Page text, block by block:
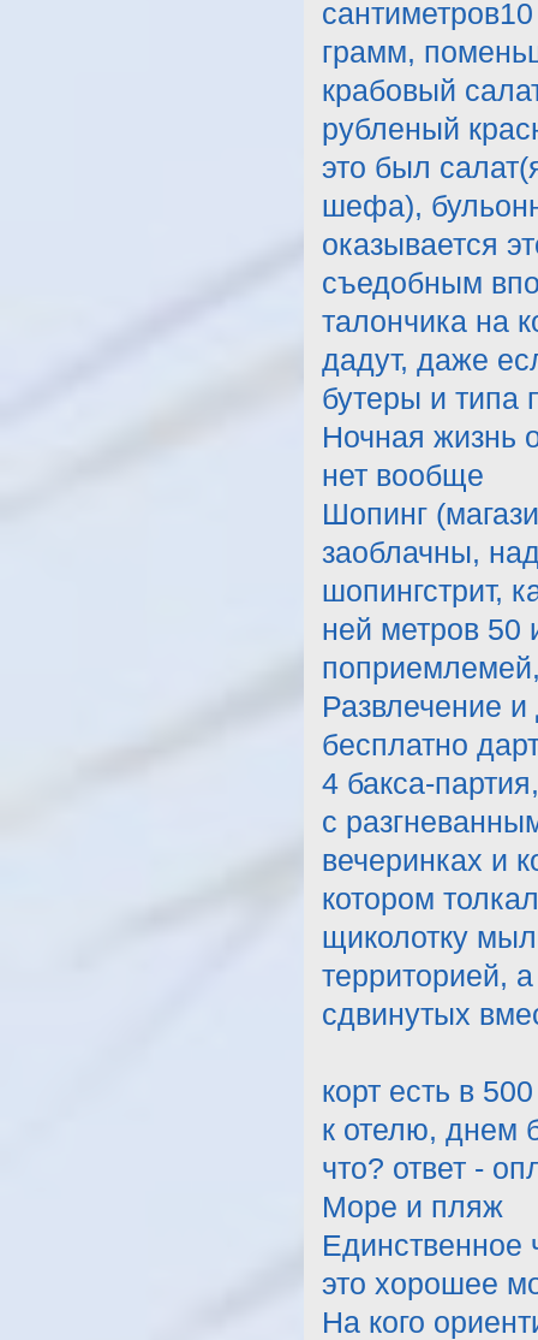
грамм,
крабовый
рубленый
это был
шефа),
оказывается
съедобным
талончика на
дадут, даже
бутеры и типа
Ночная жизнь
нет вообще
Шопинг
заоблачны,
шопингстрит,
ней метров 50
Развлечение и
бесплатно
4 бакса-
с
вечеринках и
котором
щиколотку
территорией,
сдвинутых
корт есть в
к отелю, днем
что? ответ -
Море и пляж
Единственное
это хорошее
На кого